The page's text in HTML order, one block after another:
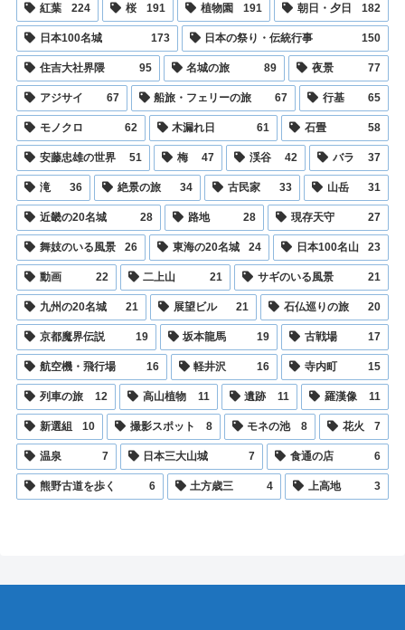
紅葉 224 桜 191 植物園 191 朝日・夕日 182
日本100名城 173 日本の祭り・伝統行事 150
住吉大社界隈 95 名城の旅 89 夜景 77
アジサイ 67 船旅・フェリーの旅 67 行基 65
モノクロ 62 木漏れ日 61 石畳 58
安藤忠雄の世界 51 梅 47 渓谷 42 バラ 37
滝 36 絶景の旅 34 古民家 33 山岳 31
近畿の20名城 28 路地 28 現存天守 27
舞妓のいる風景 26 東海の20名城 24 日本100名山 23
動画 22 二上山 21 サギのいる風景 21
九州の20名城 21 展望ビル 21 石仏巡りの旅 20
京都魔界伝説 19 坂本龍馬 19 古戦場 17
航空機・飛行場 16 軽井沢 16 寺内町 15
列車の旅 12 高山植物 11 遺跡 11 羅漢像 11
新選組 10 撮影スポット 8 モネの池 8 花火 7
温泉 7 日本三大山城 7 食通の店 6
熊野古道を歩く 6 土方歳三 4 上高地 3